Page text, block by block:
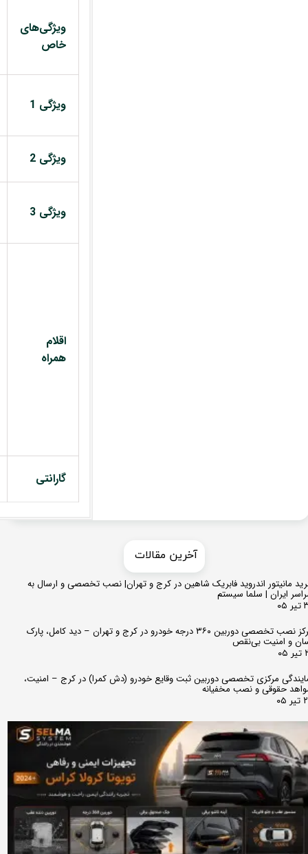
ویژگی‌های
خاص
ویژگی 1
ویژگی 2
ویژگی 3
اقلام
همراه
گارانتی
مانیتور اندروید فابریک شاهین در کرج و تهران| نصب تخصصی و ارسال به
ایران | سلما سیستم
مرکز نصب تخصصی دوربین ۳۶۰ درجه خودرو در کرج و تهران – دید کامل، پارک
و امنیت بی‌نقص
مرکزی تخصصی دوربین ثبت وقایع خودرو (دش کمرا) در کرج – امنیت،
حقوقی و نصب مخفیانه
​​آخرین مقالات